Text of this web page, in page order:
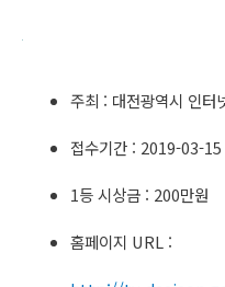
주최 : 대전광역시 인터
접수기간 : 2019-03-
1등 시상금 : 200만원
홈페이지 URL :